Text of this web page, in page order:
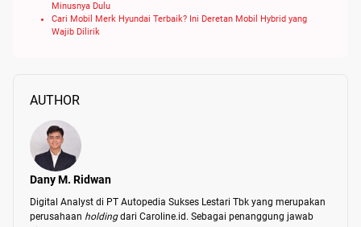
Minusnya Dulu
Cari Mobil Merk Hyundai Terbaik? Ini Deretan Mobil Hybrid yang
Wajib Dilirik
AUTHOR
Dany M. Ridwan
Digital Analyst di PT Autopedia Sukses Lestari Tbk yang merupakan
perusahaan holding dari Caroline.id. Sebagai penanggung jawab